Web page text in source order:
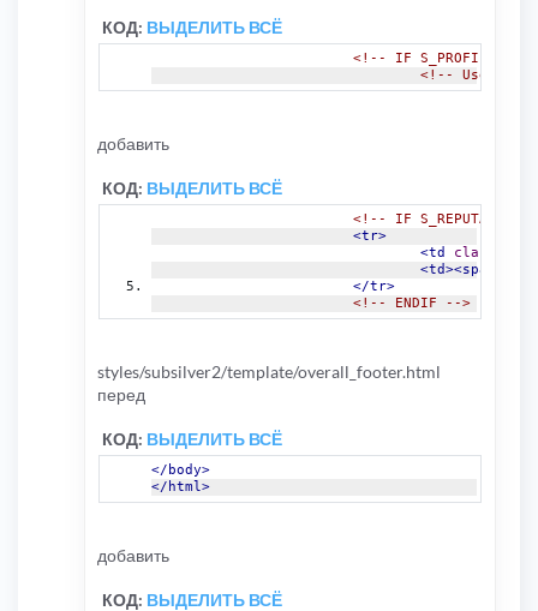
КОД: ВЫДЕЛИТЬ ВСЁ
<!-- IF
<!-- Use a
добавить
КОД: ВЫДЕЛИТЬ ВСЁ
<!-- IF S_REPUTATION
<tr>
<td
class
<td><span
</tr>
<!-- ENDIF -->
styles/subsilver2/template/overall_footer.html
перед
КОД: ВЫДЕЛИТЬ ВСЁ
</body>
</html>
добавить
КОД: ВЫДЕЛИТЬ ВСЁ